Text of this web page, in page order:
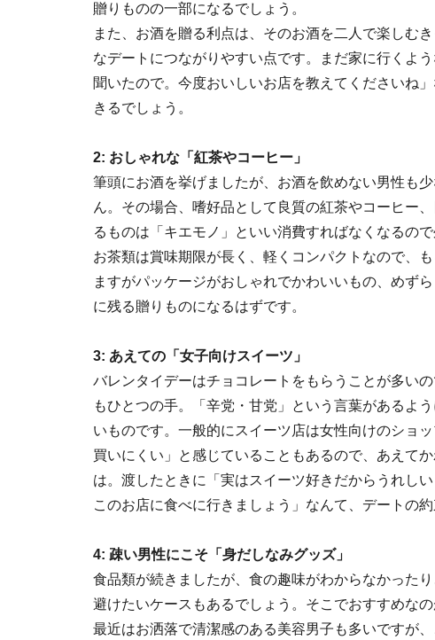
贈りものの一部になるでしょう。
また、お酒を贈る利点は、そのお酒を二人で楽しむ
なデートにつながりやすい点です。まだ家に行くよ
聞いたので。今度おいしいお店を教えてくださいね
きるでしょう。
2: おしゃれな「紅茶やコーヒー」
筆頭にお酒を挙げましたが、お酒を飲めない男性も
ん。その場合、嗜好品として良質の紅茶やコーヒー
るものは「キエモノ」といい消費すればなくなるの
お茶類は賞味期限が長く、軽くコンパクトなので、
ますがパッケージがおしゃれでかわいいもの、めず
に残る贈りものになるはずです。
3: あえての「女子向けスイーツ」
バレンタイデーはチョコレートをもらうことが多い
もひとつの手。「辛党・甘党」という言葉があるよ
いものです。一般的にスイーツ店は女性向けのショ
買いにくい」と感じていることもあるので、あえて
は。渡したときに「実はスイーツ好きだからうれし
このお店に食べに行きましょう」なんて、デートの
4: 疎い男性にこそ「身だしなみグッズ」
食品類が続きましたが、食の趣味がわからなかった
避けたいケースもあるでしょう。そこでおすすめなの
最近はお洒落で清潔感のある美容男子も多いですが